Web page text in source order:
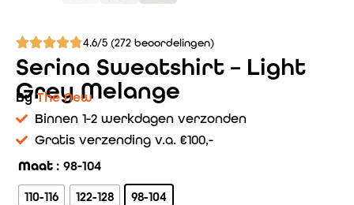
4.6/5 (272 beoordelingen)
Serina Sweatshirt – Light
Grey Melange
ByThe New
Binnen 1-2 werkdagen verzonden
Gratis verzending v.a. €100,-
Maat : 98-104
110-116 122-128 98-104